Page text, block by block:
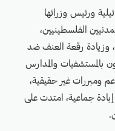
ورئيس وزرائها
الفلسطينيين،
وزيادة رقعة العنف ضد
بالمستشفيات والمدارس
ومبررات غير حقيقية،
جماعية، امتدت على